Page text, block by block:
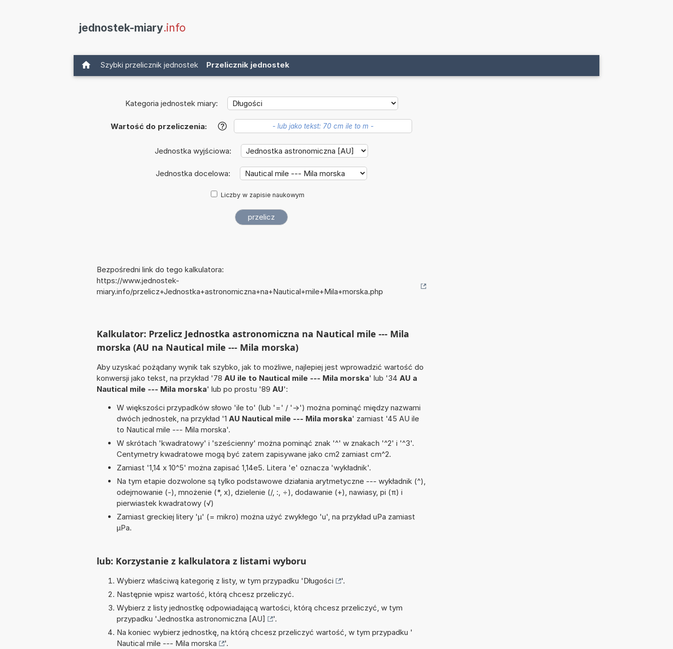
jednostek-miary.info
Szybki przelicznik jednostek Przelicznik jednostek
Kategoria jednostek miary:
Wartość do przeliczenia: ?
Jednostka wyjściowa:
Jednostka docelowa:
Liczby w zapisie naukowym
Bezpośredni link do tego kalkulatora:
https://www.jednostek-
miary.info/przelicz+Jednostka+astronomiczna+na+Nautical+mile+Mila+morska.php
Kalkulator: Przelicz Jednostka astronomiczna na Nautical mile --- Mila
morska (AU na Nautical mile --- Mila morska)
Aby uzyskać pożądany wynik tak szybko, jak to możliwe, najlepiej jest wprowadzić wartość do
konwersji jako tekst, na przykład '78 AU ile to Nautical mile --- Mila morska' lub '34 AU a
Nautical mile --- Mila morska' lub po prostu '89 AU':
W większości przypadków słowo 'ile to' (lub '=' / '->') można pominąć między nazwami
dwóch jednostek, na przykład '1 AU Nautical mile --- Mila morska' zamiast '45 AU ile
to Nautical mile --- Mila morska'.
W skrótach 'kwadratowy' i 'sześcienny' można pominąć znak '^' w znakach '^2' i '^3'.
Centymetry kwadratowe mogą być zatem zapisywane jako cm2 zamiast cm^2.
Zamiast '1,14 x 10^5' można zapisać 1,14e5. Litera 'e' oznacza 'wykładnik'.
Na tym etapie dozwolone są tylko podstawowe działania arytmetyczne --- wykładnik (^),
odejmowanie (-), mnożenie (*, x), dzielenie (/, :, ÷), dodawanie (+), nawiasy, pi (π) i
pierwiastek kwadratowy (√)
Zamiast greckiej litery 'µ' (= mikro) można użyć zwykłego 'u', na przykład uPa zamiast
µPa.
lub: Korzystanie z kalkulatora z listami wyboru
Wybierz właściwą kategorię z listy, w tym przypadku 'Długości
'.
Następnie wpisz wartość, którą chcesz przeliczyć.
Wybierz z listy jednostkę odpowiadającą wartości, którą chcesz przeliczyć, w tym
przypadku 'Jednostka astronomiczna [AU]
'.
Na koniec wybierz jednostkę, na którą chcesz przeliczyć wartość, w tym przypadku '
Nautical mile --- Mila morska
'.